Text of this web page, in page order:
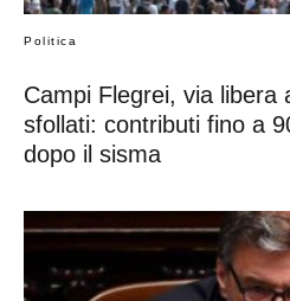
Politica
Campi Flegrei, via libera
sfollati: contributi fino a
dopo il sisma